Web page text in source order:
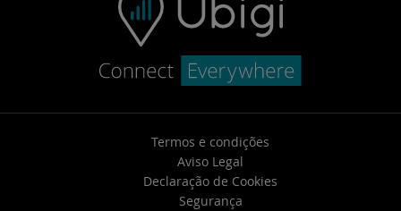
Termos e condições
Aviso Legal
Declaração de Cookies
Segurança